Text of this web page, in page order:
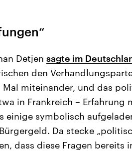
Detjen sagte im
den
miteinander, und das
in Frankreich – Erfahrung
einige symbolisch
Da stecke
dass diese Fragen bereits